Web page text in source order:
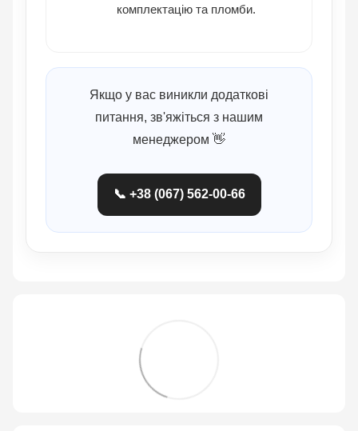
комплектацію та пломби.
Якщо у вас виникли додаткові
питання, зв'яжіться з нашим
менеджером 👋
📞 +38 (067) 562-00-66